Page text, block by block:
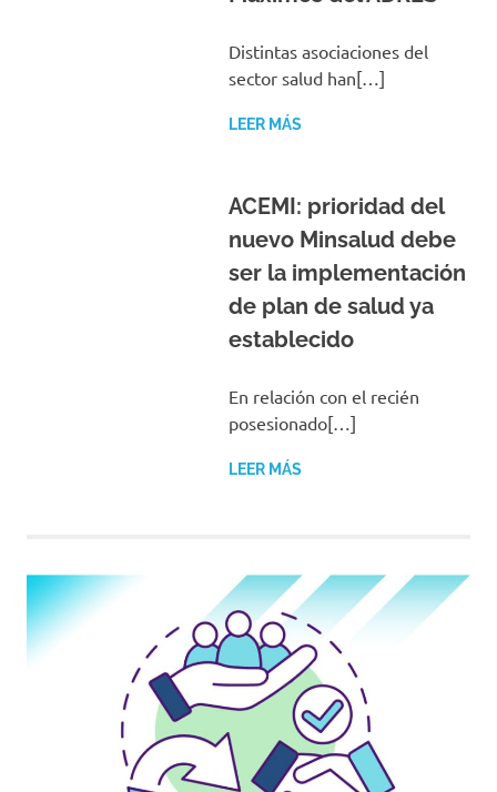
Distintas asociaciones del
sector salud han[…]
LEER MÁS
ACEMI: prioridad del
nuevo Minsalud debe
ser la implementación
de plan de salud ya
establecido
En relación con el recién
posesionado[…]
LEER MÁS